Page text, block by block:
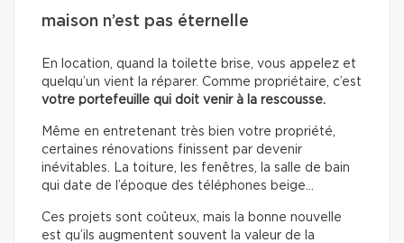
maison n’est pas éternelle
En location, quand la toilette brise, vous appelez et
quelqu’un vient la réparer. Comme propriétaire, c’est
votre portefeuille qui doit venir à la rescousse.
Même en entretenant très bien votre propriété,
certaines rénovations finissent par devenir
inévitables. La toiture, les fenêtres, la salle de bain
qui date de l’époque des téléphones beige…
Ces projets sont coûteux, mais la bonne nouvelle
est qu’ils augmentent souvent la valeur de la